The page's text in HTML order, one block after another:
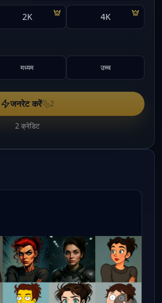
2K 4K
मध्यम उच्च
जनरेट करें 2
2 क्रेडिट